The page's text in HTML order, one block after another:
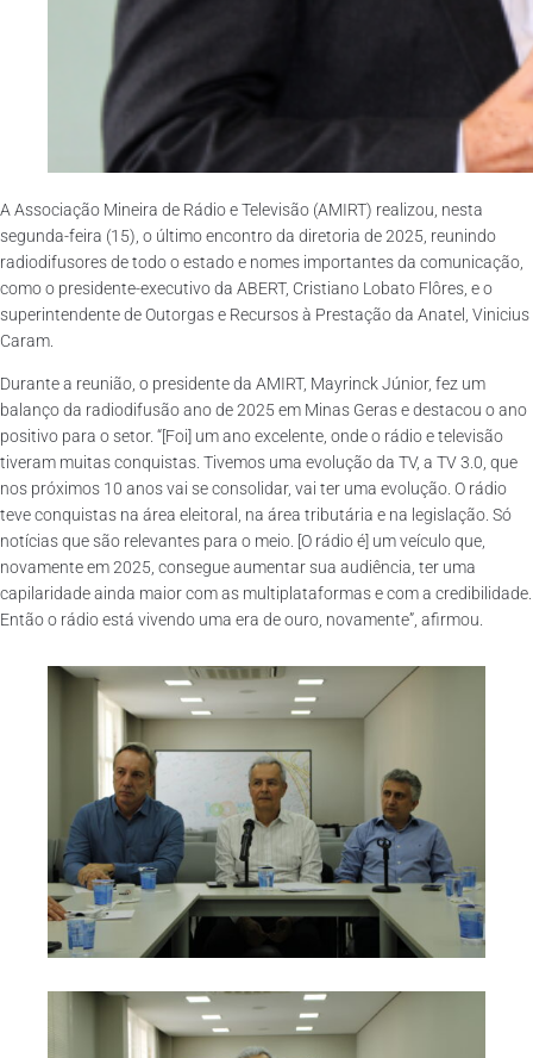
A Associação Mineira de Rádio e Televisão (AMIRT) realizou, nesta
segunda-feira (15), o último encontro da diretoria de 2025, reunindo
radiodifusores de todo o estado e nomes importantes da comunicação,
como o presidente-executivo da ABERT, Cristiano Lobato Flôres, e o
superintendente de Outorgas e Recursos à Prestação da Anatel, Vinicius
Caram.
Durante a reunião, o presidente da AMIRT, Mayrinck Júnior, fez um
balanço da radiodifusão ano de 2025 em Minas Geras e destacou o ano
positivo para o setor. “[Foi] um ano excelente, onde o rádio e televisão
tiveram muitas conquistas. Tivemos uma evolução da TV, a TV 3.0, que
nos próximos 10 anos vai se consolidar, vai ter uma evolução. O rádio
teve conquistas na área eleitoral, na área tributária e na legislação. Só
notícias que são relevantes para o meio. [O rádio é] um veículo que,
novamente em 2025, consegue aumentar sua audiência, ter uma
capilaridade ainda maior com as multiplataformas e com a credibilidade.
Então o rádio está vivendo uma era de ouro, novamente”, afirmou.